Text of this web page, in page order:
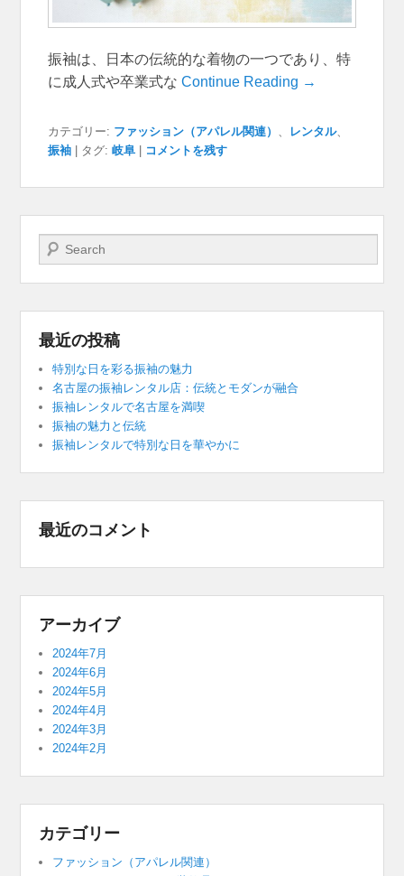
振袖は、日本の伝統的な着物の一つであり、特
に成人式や卒業式なContinue Reading →
カテゴリー: ファッション（アパレル関連） 、 レンタル、
振袖
タグ: 岐阜 コメントを残す
検索開始
最近の投稿
特別な日を彩る振袖の魅力
名古屋の振袖レンタル店：伝統とモダンが融合
振袖レンタルで名古屋を満喫
振袖の魅力と伝統
振袖レンタルで特別な日を華やかに
最近のコメント
アーカイブ
2024年7月
2024年6月
2024年5月
2024年4月
2024年3月
2024年2月
カテゴリー
ファッション（アパレル関連）